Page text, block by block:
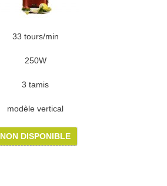
33 tours/min
250W
3 tamis
modèle vertical
NON DISPONIBLE